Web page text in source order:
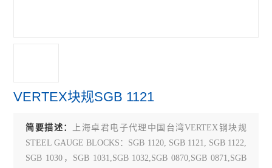
SK新泻
ELSEN爱森
佐藤SATO
VERTEX块规SGB 1121
简要描述：
上海卓君电子代理中国台湾VERTEX钢块规
STEEL GAUGE BLOCKS：SGB 1120, SGB 1121, SGB 1122,
SGB 1030，SGB 1031,SGB 1032,SGB 0870,SGB 0871,SGB